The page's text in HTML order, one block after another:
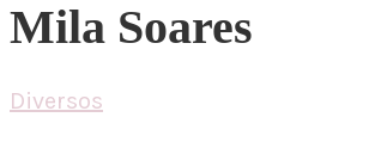
Mila Soares
Diversos